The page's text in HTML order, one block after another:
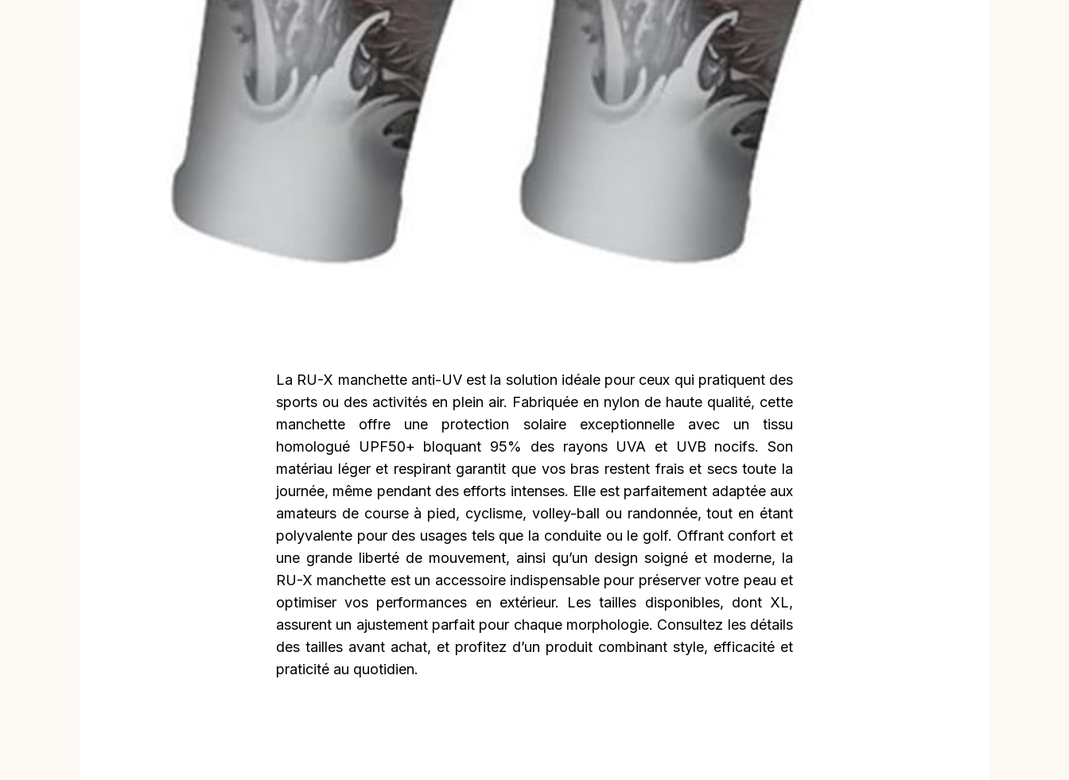
La RU-X manchette anti-UV est la solution idéale pour ceux qui pratiquent des
sports ou des activités en plein air. Fabriquée en nylon de haute qualité, cette
manchette offre une protection solaire exceptionnelle avec un tissu
homologué UPF50+ bloquant 95% des rayons UVA et UVB nocifs. Son
matériau léger et respirant garantit que vos bras restent frais et secs toute la
journée, même pendant des efforts intenses. Elle est parfaitement adaptée aux
amateurs de course à pied, cyclisme, volley-ball ou randonnée, tout en étant
polyvalente pour des usages tels que la conduite ou le golf. Offrant confort et
une grande liberté de mouvement, ainsi qu’un design soigné et moderne, la
RU-X manchette est un accessoire indispensable pour préserver votre peau et
optimiser vos performances en extérieur. Les tailles disponibles, dont XL,
assurent un ajustement parfait pour chaque morphologie. Consultez les détails
des tailles avant achat, et profitez d’un produit combinant style, efficacité et
praticité au quotidien.